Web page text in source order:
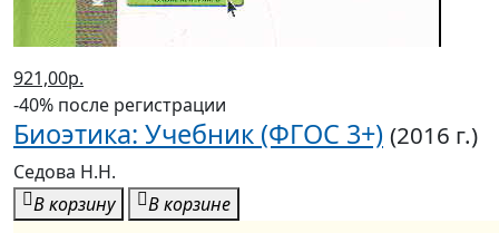
921,00р.
-40% после регистрации
Биоэтика: Учебник (ФГОС 3+) (2016 г.)
Седова Н.Н.
В корзину
В корзине